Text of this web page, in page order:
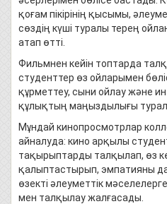
қоғам пікірінің қысымы,
сөздің күшi туралы терең
атап өтті.
Фильмнен кейін топтарда
студенттер өз ойларымен
құрметтеу, сыни ойлау және
құлықтың маңыздылығы
Мұндай кинопросмотрлар
айналуда: кино арқылы
тақырыптарды талқылап, өз
қалыптастырып, эмпатияны
өзекті әлеуметтік
мен талқылау жалғасады.